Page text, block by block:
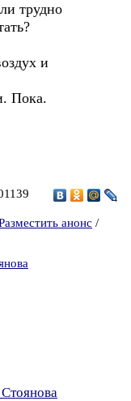
трудно
и
Пока.
анонс /